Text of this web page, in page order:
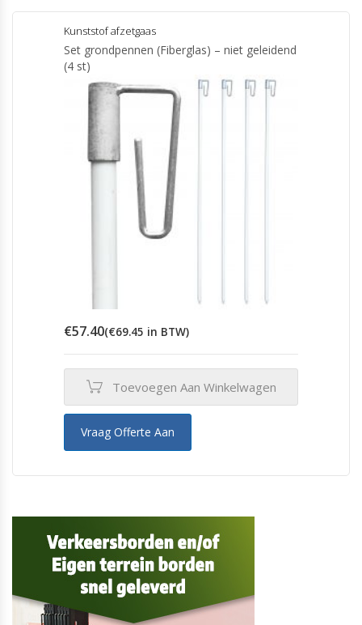
Kunststof afzetgaas
Set grondpennen (Fiberglas) – niet geleidend
(4 st)
€57.40(€69.45 in BTW)
Toevoegen Aan Winkelwagen
Vraag Offerte Aan